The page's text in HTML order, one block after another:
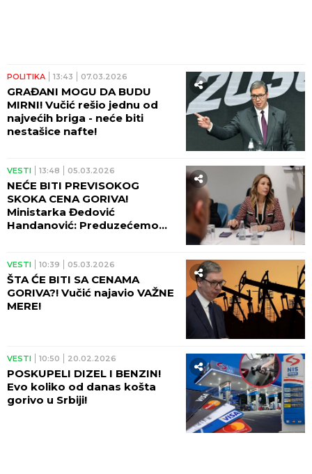
POLITIKA 13:43 07.03.2026
GRAĐANI MOGU DA BUDU
MIRNI! Vučić rešio jednu od
najvećih briga - neće biti
nestašice nafte!
VESTI 13:48 05.03.2026
NEĆE BITI PREVISOKOG
SKOKA CENA GORIVA!
Ministarka Đedović
Handanović: Preduzećemo
VESTI 10:39 05.03.2026
ŠTA ĆE BITI SA CENAMA
GORIVA?! Vučić najavio VAŽNE
MERE!
VESTI 10:50 20.02.2026
POSKUPELI DIZEL I BENZIN!
Evo koliko od danas košta
gorivo u Srbiji!